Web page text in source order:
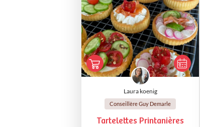
Laura koenig
Conseillère Guy Demarle
Tartelettes Printanières